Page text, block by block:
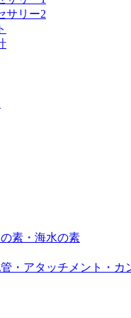
サリー2
素・海水の素
・アタッチメント・